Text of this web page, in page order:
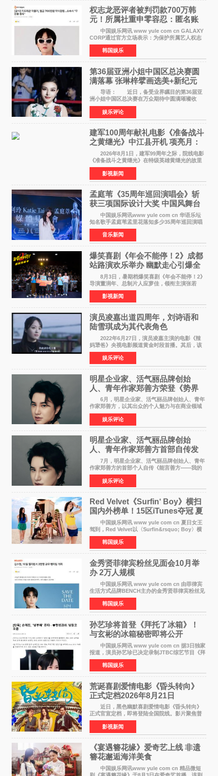
权志龙恶评者被判罚款700万韩
元！所属社重申零容忍：匿名账
号也难逃刑责
中国娱乐网讯 www yule com cn GALAXY
CORP通过官方立场表示：为保护所属艺人权志
龙的名誉和权益，将持续对网络上发生的名誉损
害、散布虚假事实、侮辱、恶意诽谤等行为采取
法律应对措施。
韩国娱乐
第36届亚洲小姐中国区总决赛圆
满落幕 张琳梓擘画选美+新纪元
导语： 近日，备受业界瞩目的第36届亚
洲小姐中国区总决赛在万众期待中圆满璀璨收
官。整场盛典汇聚万千芳华，不仅完成了新一届
美丽代言人的加冕选拔，更在行业发展层面带来
颠覆性突破。活动
娱乐评论
建军100周年献礼电影《准备战斗
之黄继光》中江县开机 项亮月：
以光影为笔，书写英雄赞歌
2026年8月1日，建军99周年之际，院线电影
《准备战斗之黄继光》在特级英雄黄继光的故里
——四川省德阳市中江县黄继光出生地正式开
机。本片出品人、总制片人项亮月主持开机仪
式，&zwnj;特级英雄
影视新闻
孟庭苇《35周年巡回演唱会》斩
获三项国际设计大奖 中国风舞台
美学获全球认可
中国娱乐网讯www yule com cn 华语乐坛
知名歌手孟庭苇孟里花落知多少35周年巡回演唱
会再传喜讯。该演唱会先后荣获美国MUSE
Creative Awards白金奖（Platinum Winner）、
英国London Design
音乐新闻
爆笑喜剧《年会不能停！2》成都
站路演欢乐举办 幽默走心引爆全
场共鸣
8月3日，暑期档爆笑喜剧《年会不能停！2》
导演董润年、总制片人应萝佳，领衔主演张若
昀、白客，惊喜出演庄达菲，特别主演孙艺洲，
特别出演田雨，友情出演欧阳奋强出席成都路
演，与观众近距离互
影视新闻
演员凌嘉出道四周年，刘诗语和
陆雪琪成为其代表角色
2022年6月27日，演员凌嘉主演的电影《辣
妈犟爸》央视电影频道黄金时段首播。其后，该
电影在央视电影频道多次复播（2022年8月10
日，2022年9月30日，2023年7月17日，2025年7
月14日）。除了多次复
娱乐评论
明星企业家、活气丽品牌创始
人、青年作家郑善方荣登《势界
POWERCIRCLES》6月刊
6月，明星企业家、活气丽品牌创始人、青年
作家郑善方，以其出众的个人魅力与在商业领域
的卓越建树，成功登上《势界
POWERCIRCLES》，展现了他在时尚与商业领
域的双重影响力。 明星企业家、青
娱乐评论
明星企业家、活气丽品牌创始
人、青年作家郑善方首部自传发
布， 书写跨界创业者的成长答卷
7月，明星企业家、活气丽品牌创始人、青年
作家郑善方的首部个人自传《能言善方——我的
跨界人生》正式发行。这本书以他的人生轨迹为
脉络，首次完整公开了从逐梦少年到横跨美业、
公益等多领域的
娱乐评论
Red Velvet《Surfin‘ Boy》横扫
国内外榜单！15区iTunes夺冠 夏
日女王强势回归
中国娱乐网讯 www yule com cn 夏日女王
驾到，Red Velvet以〈Surfin&rsquo; Boy〉横
扫国内外榜单，获得音乐粉丝的热烈反响。
Red Velvet于3日发行了夏日迷你专辑《Velvet
Summer》，
韩国娱乐
金秀贤菲律宾粉丝见面会10月举
办 2万人规模
中国娱乐网讯 www yule com cn 由菲律宾
生活方式品牌BENCH主办的金秀贤菲律宾粉丝见
面会，将于10月2日在马尼拉SM Mall of
Asia（MOA）竞技场举行，预计规模达2万人。
这也是金秀贤自去年陷
韩国娱乐
孙艺珍将首登《拜托了冰箱》！
与玄彬的冰箱秘密即将公开
中国娱乐网讯 www yule com cn 据3日独家
报道，演员孙艺珍已决定录制JTBC综艺节目《拜
托了冰箱》，目前正在协调具体细节。这是孙艺
珍首次公开个人冰箱，也是她婚后首次以玄彬的
妻子身份参与
韩国娱乐
荒诞喜剧爱情电影《昏头转向》
正式定档2026年8月21日
近日，黑色幽默喜剧爱情电影《昏头转向》
正式官宣定档，即将登陆全国院线。影片聚焦普
通人的荒诞生活，以戏谑诙谐的镜头语言、反转
不断的剧情，融合爆笑喜剧与细腻爱情元素，打
造出一部接地气
影视新闻
《宴遇簪花缘》爱奇艺上线 非遗
簪花邂逅海洋美食
中国娱乐网讯www yule com cn 精品微短